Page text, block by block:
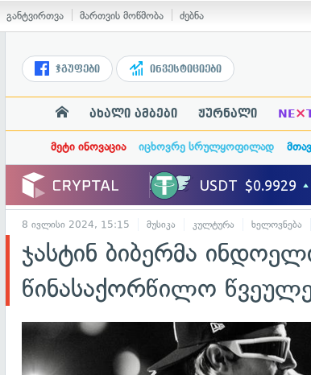
განტვირთვა მართვის მოწმობა ძებნა
ჯგუფები ინვესტიციები
ახალი ამბები ჟურნალი NE×
მეტი ინოვაცია იცხოვრე სრულყოფილად
8 ივლისი 2024, 15:15 მუსიკა კულტურა ხელოვნება
ჯასტინ ბიბერმა
წინასაქორწილო